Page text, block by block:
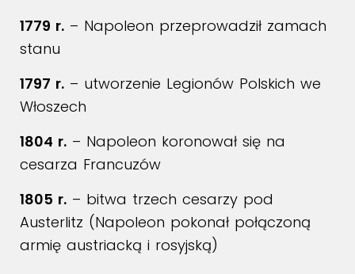
1779 r. – Napoleon przeprowadził zamach
stanu
1797 r. – utworzenie Legionów Polskich we
Włoszech
1804 r. – Napoleon koronował się na
cesarza Francuzów
1805 r. – bitwa trzech cesarzy pod
Austerlitz (Napoleon pokonał połączoną
armię austriacką i rosyjską)